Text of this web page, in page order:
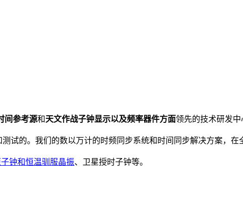
间参考源和天文作战子钟显示以及频率器件方面领先的技术研发中
试的。我们的数以万计的时频同步系统和时间同步解决方案，
钟和恒温驯服晶振、卫星授时子钟等。